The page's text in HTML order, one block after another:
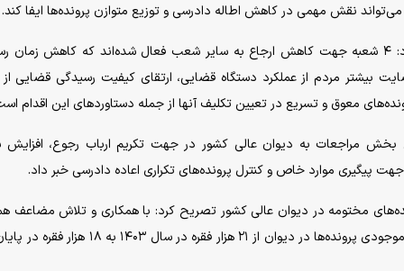
نقش مهمی در کاهش اطاله دادرسی و توزیع متوازن پرونده‌ها ایفا کند.
رئیس دیوان عالی کشور در تشریح این مطلب اضافه کرد: ۴ شعبه جهت کاهش ارجاع به سایر شعب فعال شده‌اند که کاهش
بیشتر مردم از عملکرد دستگاه قضایی، ارتقای کیفیت رسیدگی قضایی
معوق و تسریع در تعیین تکلیف آنها از جمله دستاورد‌های این اقدام
بخش مراجعات به دیوان عالی کشور در جهت تکریم ارباب رجوع،
پیگیری موارد خاص و کنترل پرونده‌های تکراری اعاده دادرسی خبر داد.
مختومه در دیوان عالی کشور تصریح کرد: با همکاری و تلاش مضاعف
قضایی در دوران جنگ ۴۰ روزه و ایام تعطیلات عید نوروز، موجودی پرونده‌ها در دیوان از ۲۱ هزار فقره